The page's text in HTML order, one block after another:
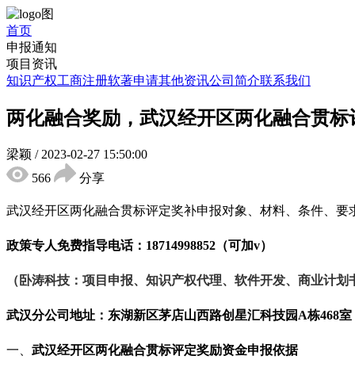
首页
申报通知
项目资讯
知识产权工商注册软著申请其他资讯公司简介联系我们
两化融合奖励，武汉经开区两化融合贯
梁颖 / 2023-02-27 15:50:00
566
分享
武汉经开区两化融合贯标评定奖补申报对象、材料、条件、
政策专人免费指导电话： 18714998852（可加v）
（卧涛科技：项目申报、知识产权代理、软件开发、商业计
武汉分公司地址：东湖新区茅店山西路创星汇科技园 A栋468室
一、 武汉经开区两化融合贯标评定奖励资金申报依据